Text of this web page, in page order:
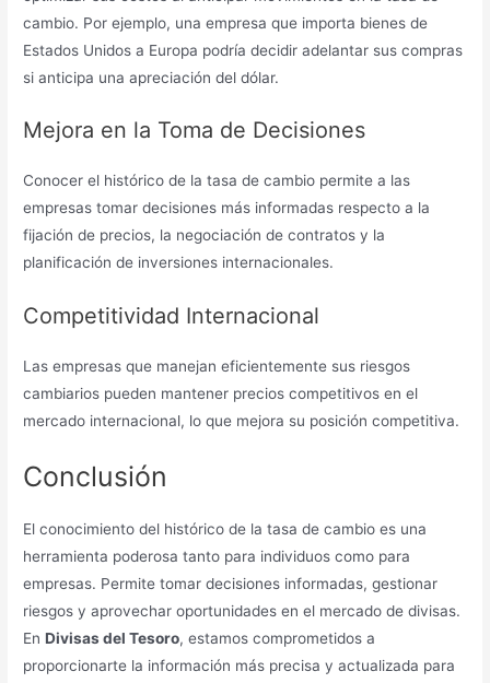
cambio. Por ejemplo, una empresa que importa bienes de
Estados Unidos a Europa podría decidir adelantar sus compras
si anticipa una apreciación del dólar.
Mejora en la Toma de Decisiones
Conocer el histórico de la tasa de cambio permite a las
empresas tomar decisiones más informadas respecto a la
fijación de precios, la negociación de contratos y la
planificación de inversiones internacionales.
Competitividad Internacional
Las empresas que manejan eficientemente sus riesgos
cambiarios pueden mantener precios competitivos en el
mercado internacional, lo que mejora su posición competitiva.
Conclusión
El conocimiento del histórico de la tasa de cambio es una
herramienta poderosa tanto para individuos como para
empresas. Permite tomar decisiones informadas, gestionar
riesgos y aprovechar oportunidades en el mercado de divisas.
EnDivisas del Tesoro, estamos comprometidos a
proporcionarte la información más precisa y actualizada para